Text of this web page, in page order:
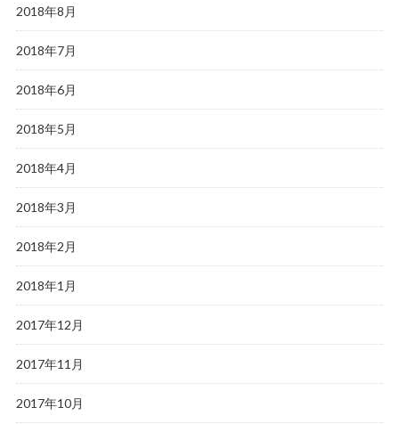
2018年8月
2018年7月
2018年6月
2018年5月
2018年4月
2018年3月
2018年2月
2018年1月
2017年12月
2017年11月
2017年10月